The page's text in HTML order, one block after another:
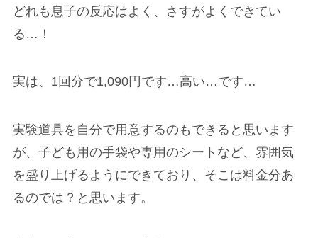
どれも息子の反応はよく、さすがよくできてい
る…！
実は、1回分で1,090円です…高い…です…
実験道具を自分で用意するのもできると思います
が、子ども用の手袋や専用のシートなど、雰囲気
を盛り上げるようにできており、そこは料金分あ
るのでは？と思います。